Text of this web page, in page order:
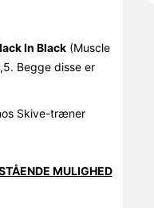
In Black(Muscle
Begge disse er
Skive-træner
MULIGHED